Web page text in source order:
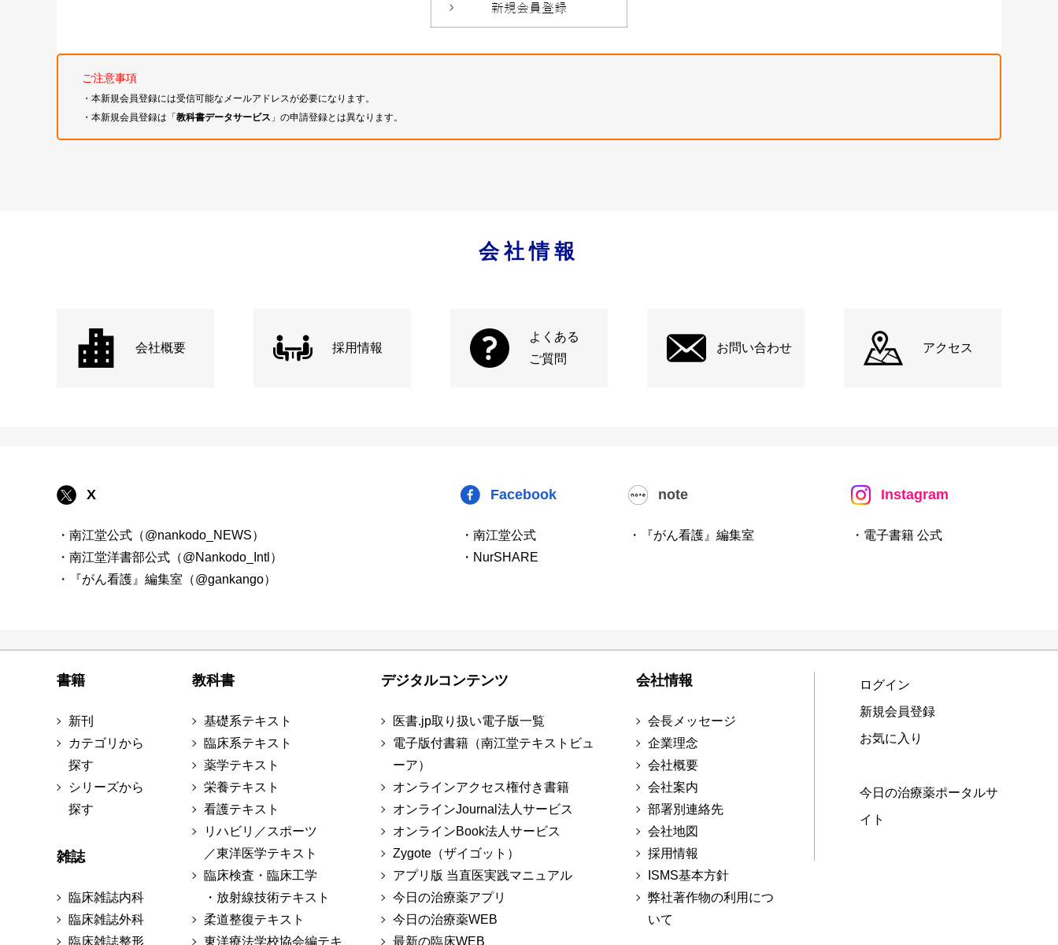
ご注意事項
・本新規会員登録には受信可能なメールアドレスが必要になります。
・本新規会員登録は「教科書データサービス 」の申請登録とは異なります。
会社情報
会社概要 採用情報
よくある
ご質問
お問い合わせ アクセス
X
・南江堂公式（@nankodo_NEWS）
・南江堂洋書部公式（@Nankodo_Intl）
・『がん看護』編集室（@gankango）
Facebook
・南江堂公式
・NurSHARE
note
・『がん看護』編集室
Instagram
・電子書籍 公式
書籍
新刊
カテゴリから
探す
シリーズから
探す
雑誌
臨床雑誌内科
臨床雑誌外科
臨床雑誌整形
教科書
基礎系テキスト
臨床系テキスト
薬学テキスト
栄養テキスト
看護テキスト
リハビリ／スポーツ
／東洋医学テキスト
臨床検査・臨床工学
・放射線技術テキスト
柔道整復テキスト
東洋療法学校協会編テキ
デジタルコンテンツ
医書.jp取り扱い電子版一覧
電子版付書籍（南江堂テキストビュ
ーア）
オンラインアクセス権付き書籍
オンラインJournal法人サービス
オンラインBook法人サービス
Zygote（ザイゴット）
アプリ版 当直医実践マニュアル
今日の治療薬アプリ
今日の治療薬WEB
最新の臨床WEB
会社情報
会長メッセージ
企業理念
会社概要
会社案内
部署別連絡先
会社地図
採用情報
ISMS基本方針
弊社著作物の利用につ
いて
ログイン
新規会員登録
お気に入り
今日の治療薬ポータルサ
イト